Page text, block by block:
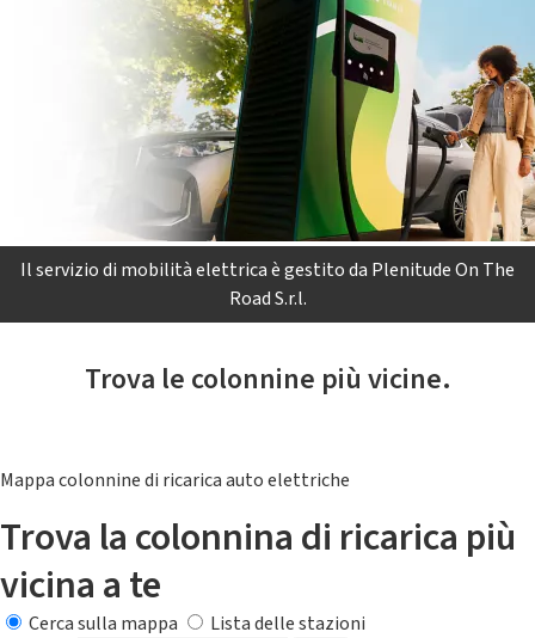
Il servizio di mobilità elettrica è gestito da Plenitude On The
Road S.r.l.
Trova le colonnine più vicine.
Mappa colonnine di ricarica auto elettriche
Trova la colonnina di ricarica più
vicina a te
Cerca sulla mappa
Lista delle stazioni